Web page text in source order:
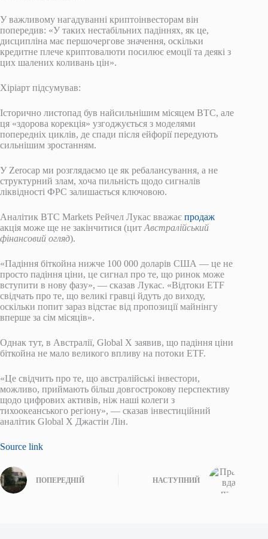
У важливому нагадуванні криптоінвесторам він
попередив: «У таких нестабільних падіннях, як це,
дисципліна має першочергове значення, оскільки
кредитне плече криптовалюти посилює емоції та деякі з
цих шалених коливань цін».
Хіріарт підсумував:
Історично листопад був найсильнішим місяцем BTC, але
ця «здорова корекція» узгоджується з моделями
попередніх циклів, де спади після ейфорії передують
сильнішим зростанням.
У Zerocap ми розглядаємо це як ребалансування, а не
структурний злам, хоча пильність щодо сигналів
ліквідності ФРС залишається ключовою.
Аналітик BTC Markets Рейчел Лукас вважає продаж
акція може ще не закінчитися (цит Австралійський
фінансовий огляд).
«Падіння біткойна нижче 100 000 доларів США — це не
просто падіння ціни, це сигнал про те, що ринок може
вступити в нову фазу», — сказав Лукас. «Відтоки ETF
свідчать про те, що великі гравці йдуть до виходу,
оскільки попит зараз відстає від пропозиції майнінгу
вперше за сім місяців».
Однак тут, в Австралії, Global X заявив, що падіння ціни
біткойна не мало великого впливу на потоки ETF.
«Це свідчить про те, що австралійські інвестори,
можливо, приймають більш довгострокову перспективу
щодо цифрових активів, ніж наші колеги з
тихоокеанського регіону», — сказав інвестиційний
аналітик Global X Джастін Лін.
Source link
ПОПЕРЕДНІЙ НАСТУПНИЙ